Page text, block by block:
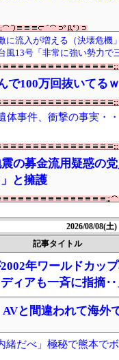
に流入が増える（決壊危機
風13号「非常に強い勢力で
で100万回抜いてる
体事件、衝撃の事実・
の募金流用疑惑の
と擁護
2026/08/08(土)
記事タイトル
年ワールドカッ
ィアも一斉に指摘‥
AVと間違われて海外
緒だべ」極秘で熊本で